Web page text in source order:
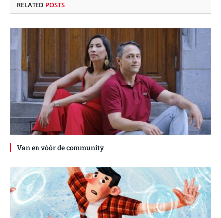
RELATED POSTS
Van en vóór de community